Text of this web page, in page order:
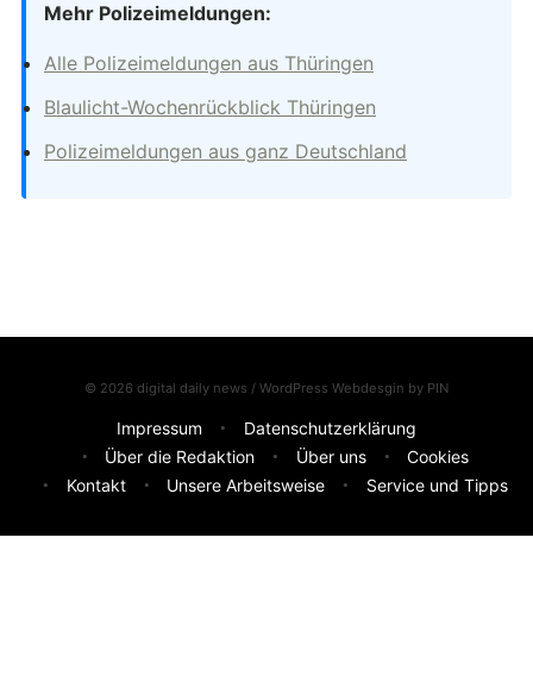
Mehr Polizeimeldungen:
Alle Polizeimeldungen aus Thüringen
Blaulicht-Wochenrückblick Thüringen
Polizeimeldungen aus ganz Deutschland
© 2026 digital daily news / WordPress Webdesgin by PIN
Impressum
Datenschutzerklärung
Über die Redaktion
Über uns
Cookies
Kontakt
Unsere Arbeitsweise Service und Tipps